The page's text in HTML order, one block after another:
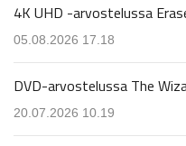
4K UHD -arvostelussa
05.08.2026 17.18
DVD-arvostelussa The
20.07.2026 10.19